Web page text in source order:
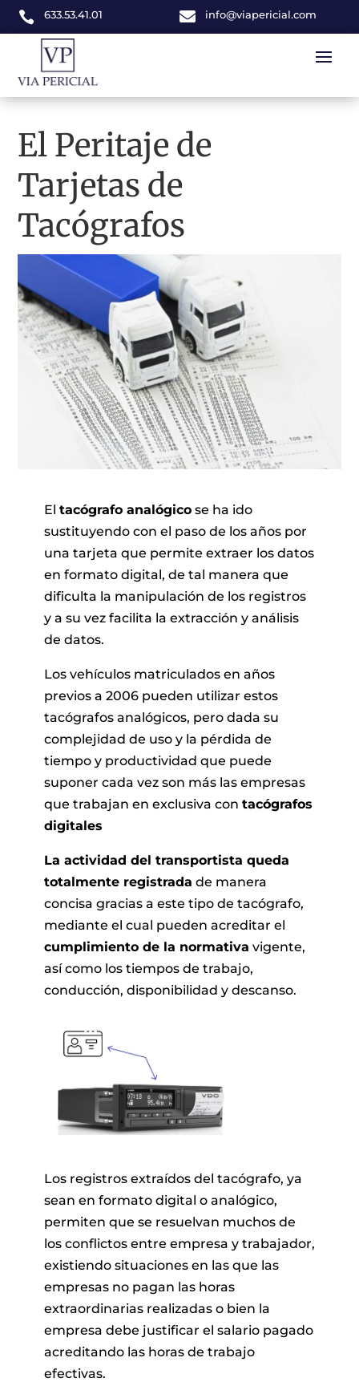
 633.53.41.01  info@viapericial.com
El Peritaje de
Tarjetas de
Tacógrafos
El tacógrafo analógicose ha ido
sustituyendo con el paso de los años por
una tarjeta que permite extraer los datos
en formato digital, de tal manera que
dificulta la manipulación de los registros
y a su vez facilita la extracción y análisis
de datos.
Los vehículos matriculados en años
previos a 2006 pueden utilizar estos
tacógrafos analógicos, pero dada su
complejidad de uso y la pérdida de
tiempo y productividad que puede
suponer cada vez son más las empresas
que trabajan en exclusiva con tacógrafos
digitales
La actividad del transportista queda
totalmente registrada de manera
concisa gracias a este tipo de tacógrafo,
mediante el cual pueden acreditar el
cumplimiento de la normativa vigente,
así como los tiempos de trabajo,
conducción, disponibilidad y descanso.
Los registros extraídos del tacógrafo, ya
sean en formato digital o analógico,
permiten que se resuelvan muchos de
los conflictos entre empresa y trabajador,
existiendo situaciones en las que las
empresas no pagan las horas
extraordinarias realizadas o bien la
empresa debe justificar el salario pagado
acreditando las horas de trabajo
efectivas.